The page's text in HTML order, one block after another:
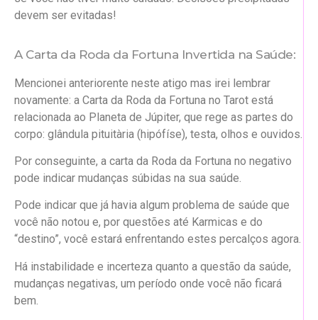
devem ser evitadas!
A Carta da Roda da Fortuna Invertida na Saúde:
Mencionei anteriorente neste atigo mas irei lembrar
novamente: a Carta da Roda da Fortuna no Tarot está
relacionada ao Planeta de Júpiter, que rege as partes do
corpo: glândula pituitària (hipófíse), testa, olhos e ouvidos.
Por conseguinte, a carta da Roda da Fortuna no negativo
pode indicar mudanças súbidas na sua saúde.
Pode indicar que já havia algum problema de saúde que
você não notou e, por questões até Karmicas e do
“destino”, você estará enfrentando estes percalços agora.
Há instabilidade e incerteza quanto a questão da saúde,
mudanças negativas, um período onde você não ficará
bem.